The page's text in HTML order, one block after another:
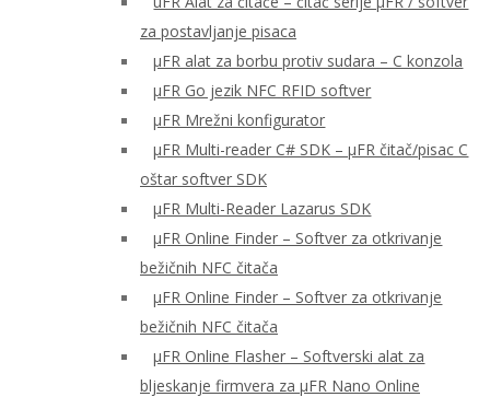
za postavljanje pisaca
μFR alat za borbu protiv sudara – C konzola
μFR Go jezik NFC RFID softver
μFR Mrežni konfigurator
μFR Multi-reader C# SDK – μFR čitač/pisac C
oštar softver SDK
μFR Multi-Reader Lazarus SDK
μFR Online Finder – Softver za otkrivanje
bežičnih NFC čitača
μFR Online Finder – Softver za otkrivanje
bežičnih NFC čitača
μFR Online Flasher – Softverski alat za
bljeskanje firmvera za μFR Nano Online